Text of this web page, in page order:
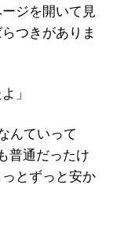
ジを開いて見
つきがありま
」
んていって
普通だったけ
とずっと安か